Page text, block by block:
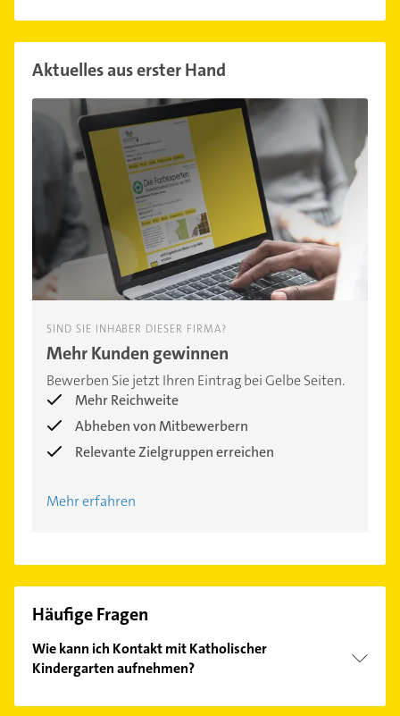
Aktuelles aus erster Hand
SIND SIE INHABER DIESER FIRMA?
Mehr Kunden gewinnen
Bewerben Sie jetzt Ihren Eintrag bei Gelbe Seiten.
Mehr Reichweite
Abheben von Mitbewerbern
Relevante Zielgruppen erreichen
Mehr erfahren
Häufige Fragen
Wie kann ich Kontakt mit Katholischer
Kindergarten aufnehmen?